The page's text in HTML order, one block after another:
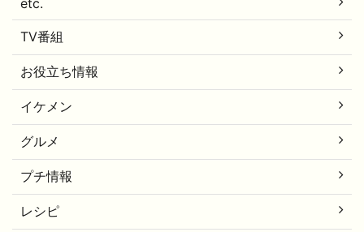
etc.
TV番組
お役立ち情報
イケメン
グルメ
プチ情報
レシピ